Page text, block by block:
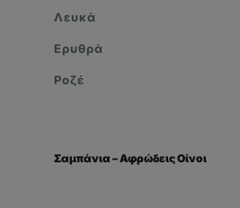
Λευκά
Ερυθρά
Ροζέ
Σαμπάνια – Αφρώδεις Οίνοι